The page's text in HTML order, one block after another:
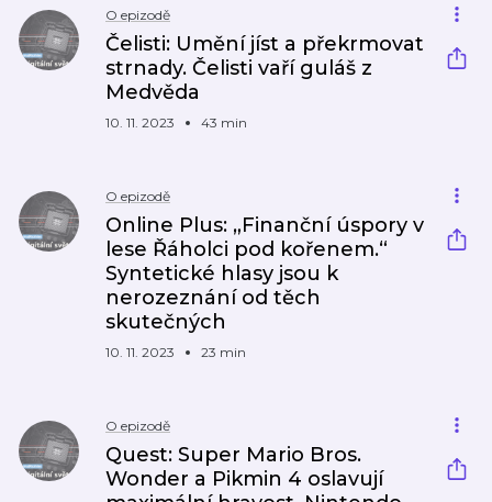
O epizodě
Čelisti: Umění jíst a překrmovat
strnady. Čelisti vaří guláš z
Medvěda
10. 11. 2023 43 min
O epizodě
Online Plus: „Finanční úspory v
lese Řáholci pod kořenem.“
Syntetické hlasy jsou k
nerozeznání od těch
skutečných
10. 11. 2023 23 min
O epizodě
Quest: Super Mario Bros.
Wonder a Pikmin 4 oslavují